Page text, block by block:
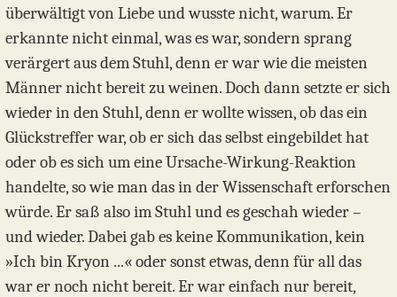
überwältigt von Liebe und wusste nicht, warum. Er
erkannte nicht einmal, was es war, sondern sprang
verärgert aus dem Stuhl, denn er war wie die meisten
Männer nicht bereit zu weinen. Doch dann setzte er sich
wieder in den Stuhl, denn er wollte wissen, ob das ein
Glückstreffer war, ob er sich das selbst eingebildet hat
oder ob es sich um eine Ursache-Wirkung-Reaktion
handelte, so wie man das in der Wissenschaft erforschen
würde. Er saß also im Stuhl und es geschah wieder –
und wieder. Dabei gab es keine Kommunikation, kein
»Ich bin Kryon ...« oder sonst etwas, denn für all das
war er noch nicht bereit. Er war einfach nur bereit,